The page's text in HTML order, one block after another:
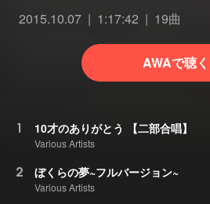
2015.10.07
1:17:42 19曲
AWAで聴く
1 10才のありがとう 【二部合唱】
Various Artists
2 ぼくらの夢~フルバージョン~
Various Artists